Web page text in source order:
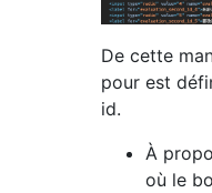
De cette
pour est
id.
À
où le